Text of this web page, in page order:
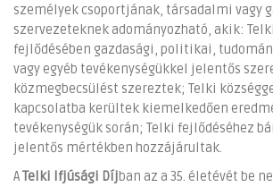
személyek csoportjának, társadalmi vagy
szervezeteknek adományozható, akik:
fejlődésében gazdasági, politikai,
vagy egyéb tevékenységükkel jelentős
közmegbecsülést szereztek; Telki
kapcsolatba kerültek kiemelkedően
tevékenységük során; Telki fejlődéséhez
jelentős mértékben hozzájárultak.
ATelki Ifjúsági Díjban az a 35. életévét be